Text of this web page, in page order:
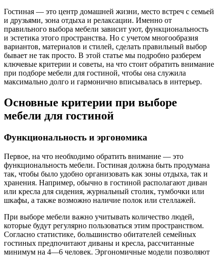
Гостиная — это центр домашней жизни, место встреч с семьей
и друзьями, зона отдыха и релаксации. Именно от
правильного выбора мебели зависит уют, функциональность
и эстетика этого пространства. Но с учетом многообразия
вариантов, материалов и стилей, сделать правильный выбор
бывает не так просто. В этой статье мы подробно разберем
ключевые критерии и советы, на что стоит обратить внимание
при подборе мебели для гостиной, чтобы она служила
максимально долго и гармонично вписывалась в интерьер.
Основные критерии при выборе
мебели для гостиной
Функциональность и эргономика
Первое, на что необходимо обратить внимание — это
функциональность мебели. Гостиная должна быть продумана
так, чтобы было удобно организовать как зоны отдыха, так и
хранения. Например, обычно в гостиной располагают диван
или кресла для сидения, журнальный столик, тумбочки или
шкафы, а также возможно наличие полок или стеллажей.
При выборе мебели важно учитывать количество людей,
которые будут регулярно пользоваться этим пространством.
Согласно статистике, большинство обитателей семейных
гостиных предпочитают диваны и кресла, рассчитанные
минимум на 4—6 человек. Эргономичные модели позволяют